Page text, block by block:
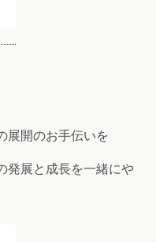
展開のお手伝いを
発展と成長を一緒にや